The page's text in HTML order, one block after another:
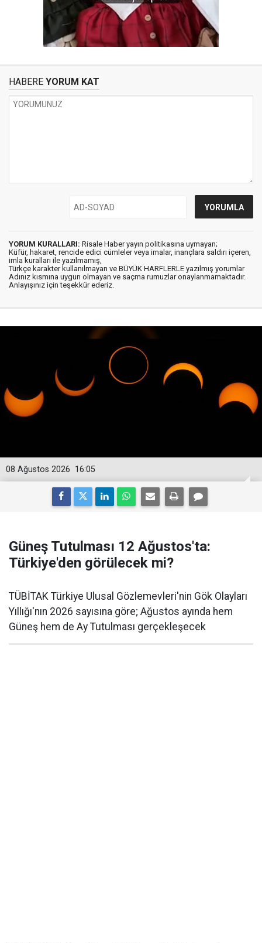
HABERE YORUM KAT
YORUM KURALLARI: Risale Haber yayın politikasına uymayan;
Küfür, hakaret, rencide edici cümleler veya imalar, inançlara saldırı içeren,
imla kuralları ile yazılmamış,
Türkçe karakter kullanılmayan ve BÜYÜK HARFLERLE yazılmış yorumlar
Adınız kısmına uygun olmayan ve saçma rumuzlar onaylanmamaktadır.
Anlayışınız için teşekkür ederiz.
16:05
08 Ağustos 2026
Güneş Tutulması 12 Ağustos'ta:
Türkiye'den görülecek mi?
TÜBİTAK Türkiye Ulusal Gözlemevleri'nin Gök Olayları
Yıllığı'nın 2026 sayısına göre; Ağustos ayında hem
Güneş hem de Ay Tutulması gerçekleşecek